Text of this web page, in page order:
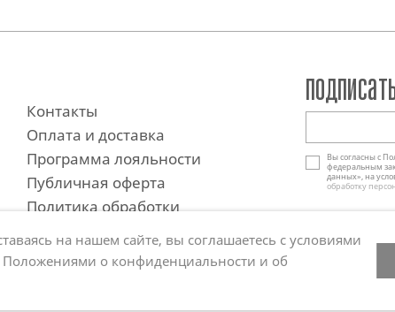
Контакты
Оплата и доставка
Программа лояльности
Публичная оферта
Политика обработки
Вы согласны с
федеральным
данных», на
обработку
на нашем сайте, вы соглашаетесь с условиями
о конфиденциальности и об